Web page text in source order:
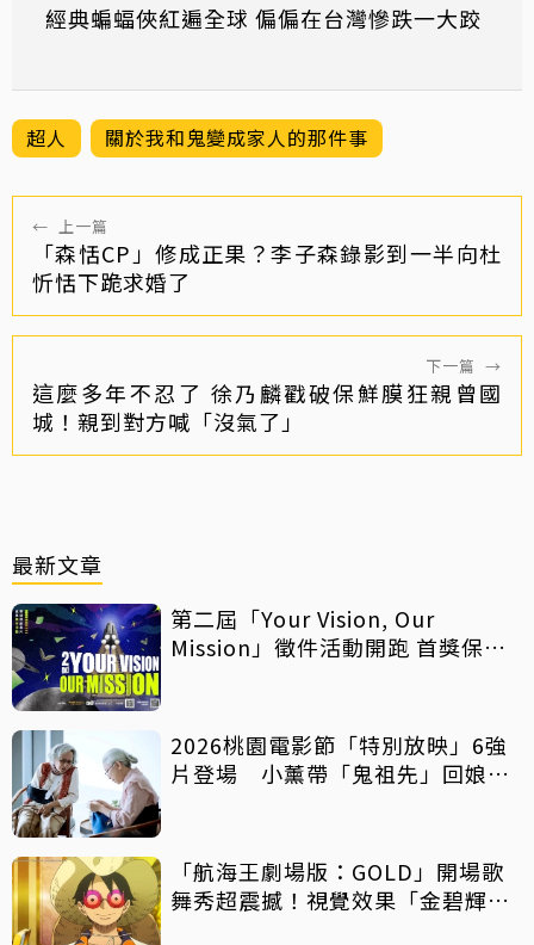
經典蝙蝠俠紅遍全球 偏偏在台灣慘跌一大跤
超人 關於我和鬼變成家人的那件事
← 上一篇
「森恬CP」修成正果？李子森錄影到一半向杜
忻恬下跪求婚了
下一篇 →
這麼多年不忍了 徐乃麟戳破保鮮膜狂親曾國
城！親到對方喊「沒氣了」
最新文章
第二屆「Your Vision, Our
Mission」徵件活動開跑 首獎保證
2026桃園電影節「特別放映」6強
片登場 小薰帶「鬼祖先」回娘
「航海王劇場版：GOLD」開場歌
舞秀超震撼！視覺效果「金碧輝